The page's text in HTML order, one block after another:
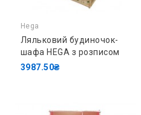
Hega
Ляльковий будиночок-
шафа HEGA з розписом
3987.50₴